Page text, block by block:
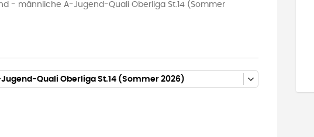
- männliche A-Jugend-Quali Oberliga St.14 (Sommer
Quali Oberliga St.14 (Sommer 2026)